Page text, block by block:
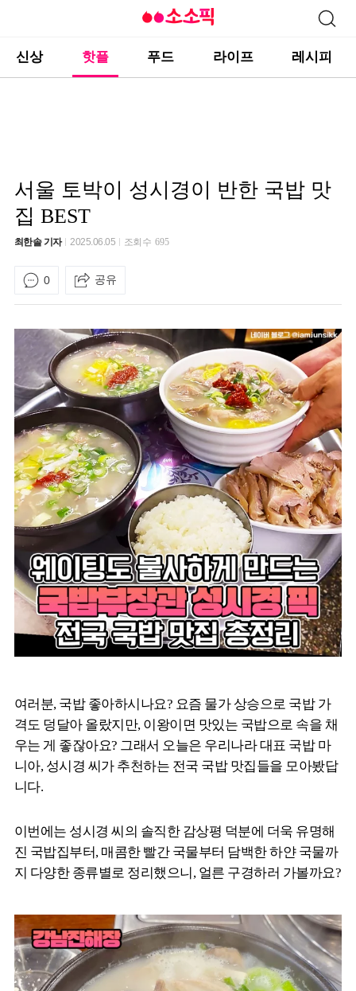
신상 핫플 푸드 라이프 레시피
서울 토박이 성시경이 반한 국밥 맛
집 BEST
최한솔 기자 2025.06.05 조회수695
0 공유
여러분, 국밥 좋아하시나요? 요즘 물가 상승으로 국밥 가
격도 덩달아 올랐지만, 이왕이면 맛있는 국밥으로 속을 채
우는 게 좋잖아요? 그래서 오늘은 우리나라 대표 국밥 마
니아, 성시경 씨가 추천하는 전국 국밥 맛집들을 모아봤답
니다.
이번에는 성시경 씨의 솔직한 감상평 덕분에 더욱 유명해
진 국밥집부터, 매콤한 빨간 국물부터 담백한 하얀 국물까
지 다양한 종류별로 정리했으니, 얼른 구경하러 가볼까요?